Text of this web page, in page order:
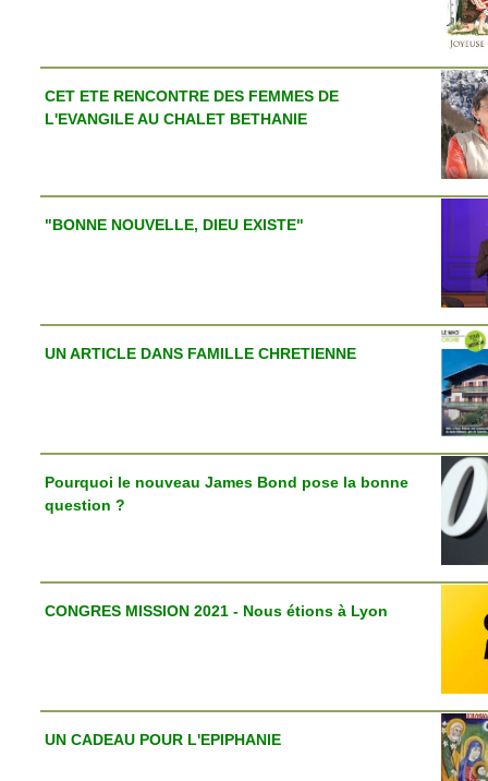
CET ETE RENCONTRE DES FEMMES DE
L'EVANGILE AU CHALET BETHANIE
"BONNE NOUVELLE, DIEU EXISTE"
UN ARTICLE DANS FAMILLE CHRETIENNE
Pourquoi le nouveau James Bond pose la bonne
question ?
CONGRES MISSION 2021 - Nous étions à Lyon
UN CADEAU POUR L'EPIPHANIE